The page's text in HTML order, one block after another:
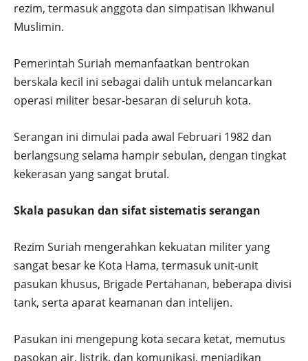
rezim, termasuk anggota dan simpatisan Ikhwanul
Muslimin.
Pemerintah Suriah memanfaatkan bentrokan
berskala kecil ini sebagai dalih untuk melancarkan
operasi militer besar-besaran di seluruh kota.
Serangan ini dimulai pada awal Februari 1982 dan
berlangsung selama hampir sebulan, dengan tingkat
kekerasan yang sangat brutal.
Skala pasukan dan sifat sistematis serangan
Rezim Suriah mengerahkan kekuatan militer yang
sangat besar ke Kota Hama, termasuk unit-unit
pasukan khusus, Brigade Pertahanan, beberapa divisi
tank, serta aparat keamanan dan intelijen.
Pasukan ini mengepung kota secara ketat, memutus
pasokan air, listrik, dan komunikasi, menjadikan